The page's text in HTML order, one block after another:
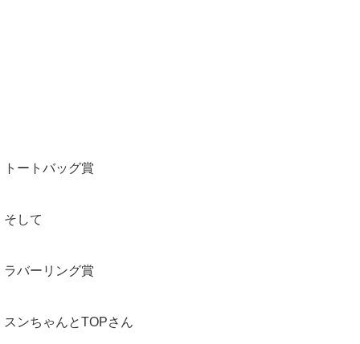
トートバッグ賞
そして
ラバーリング賞
スンちゃんとTOPさん